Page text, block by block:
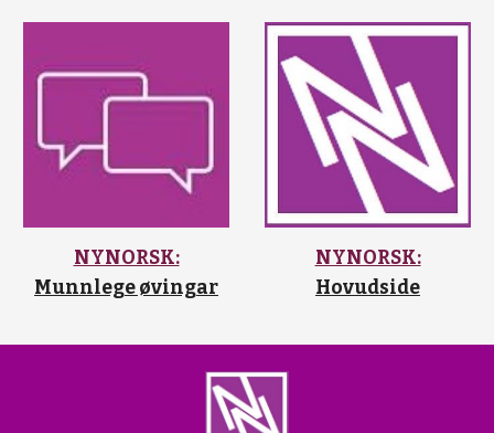
NYNORSK:
Munnlege øvingar
NYNORSK:
Hovudside